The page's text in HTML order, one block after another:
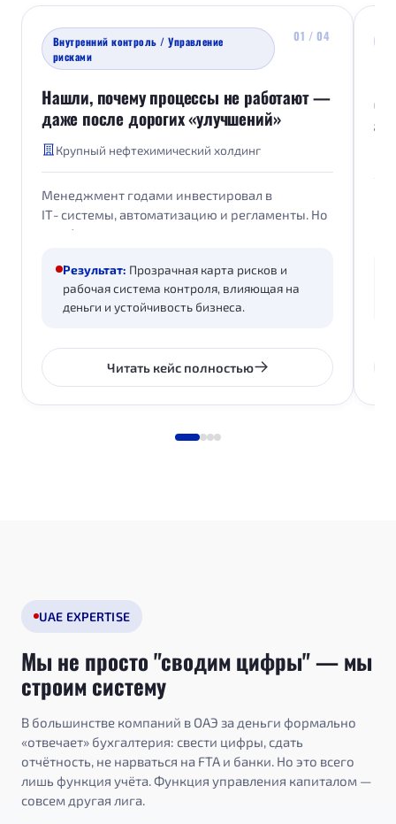
01 / 04
Внутренний контроль / Управление
рисками
Нашли, почему процессы не работают —
даже после дорогих «улучшений»
Крупный нефтехимический холдинг
Менеджмент годами инвестировал в
IT‑системы, автоматизацию и регламенты. Но
ошибки и отклонения в процессах не
не совпадало с тем, как работала компания на
самом деле.
Результат: Прозрачная карта рисков и
рабочая система контроля, влияющая на
деньги и устойчивость бизнеса.
Читать кейс полностью
UAE EXPERTISE
Мы не просто "сводим цифры" — мы
строим систему
В большинстве компаний в ОАЭ за деньги формально
«отвечает» бухгалтерия: свести цифры, сдать
отчётность, не нарваться на FTA и банки. Но это всего
лишь функция учёта. Функция управления капиталом —
совсем другая лига.